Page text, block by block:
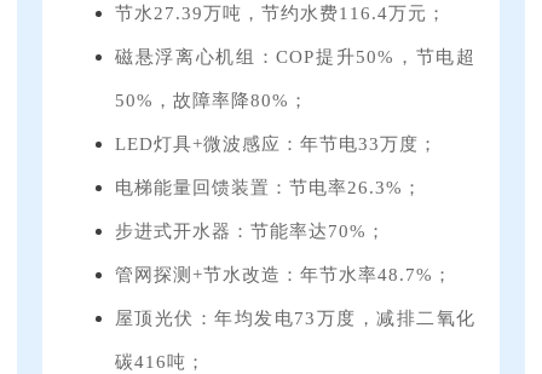
节水27.39万吨，节约水费116.4万元；
磁悬浮离心机组：COP提升50%，节电超
50%，故障率降80%；
LED灯具+微波感应：年节电33万度；
电梯能量回馈装置：节电率26.3%；
步进式开水器：节能率达70%；
管网探测+节水改造：年节水率48.7%；
屋顶光伏：年均发电73万度，减排二氧化
碳416吨；